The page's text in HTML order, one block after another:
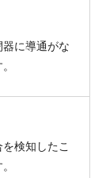
に導通がな
検知したこ